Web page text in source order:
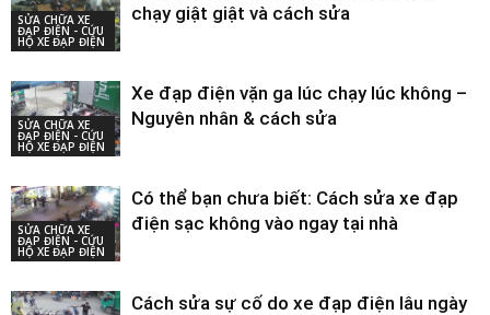
SỬA CHỮA XE
ĐẠP ĐIỆN - CỨU
HỘ XE ĐẠP ĐIỆN
chạy giật giật và cách sửa
SỬA CHỮA XE
ĐẠP ĐIỆN - CỨU
HỘ XE ĐẠP ĐIỆN
Xe đạp điện vặn ga lúc chạy lúc không –
Nguyên nhân & cách sửa
SỬA CHỮA XE
ĐẠP ĐIỆN - CỨU
HỘ XE ĐẠP ĐIỆN
Có thể bạn chưa biết: Cách sửa xe đạp
điện sạc không vào ngay tại nhà
Cách sửa sự cố do xe đạp điện lâu ngày